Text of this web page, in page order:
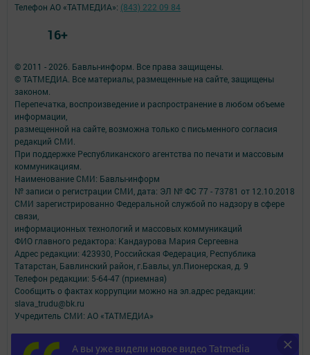
А вы уже видели новое видео Tatmedia
© 2011 - 2026. Бавлы-информ. Все права защищены.
© ТАТМЕДИА. Все материалы, размещенные на сайте, защищены
законом.
Перепечатка, воспроизведение и распространение в любом объеме
информации,
размещенной на сайте, возможна только с письменного согласия
редакций СМИ.
При поддержке Республиканского агентства по печати и массовым
коммуникациям.
Наименование СМИ: Бавлы-информ
№ записи о регистрации СМИ, дата: ЭЛ № ФС 77 - 73781 от 12.10.2018
СМИ зарегистрированно Федеральной службой по надзору в сфере
связи,
информационных технологий и массовых коммуникаций
ФИО главного редактора: Кандаурова Мария Сергеевна
Адрес редакции: 423930, Российская Федерация, Республика
Татарстан, Бавлинский район, г.Бавлы, ул.Пионерская, д. 9
Телефон редакции: 5-64-47 (приемная)
Сообщить о фактах коррупции можно на эл.адрес редакции:
slava_trudu@bk.ru
Учредитель СМИ: АО «ТАТМЕДИА»
Антикоррупционная политика
АО «ТАТМЕДИА» использует «cookie»для персонализации сервисов и
Телефон АО «ТАТМЕДИА»: (843) 222 09 84
16+